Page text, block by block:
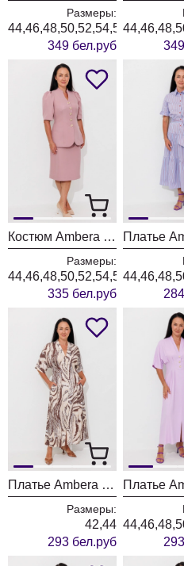
Размеры:
44,46,48,50,52,54,56,58,60
349 бел.руб
Костюм Ambera style 2155-1 пыльная роза
Размеры:
44,46,48,50,52,54,56,58,60
335 бел.руб
Платье Ambera style 1148-4 сафари
Размеры:
42,44
293 бел.руб